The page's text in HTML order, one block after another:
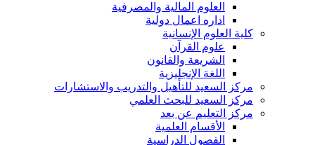
العلوم المالية والمصرفية
اداره اعمال دولية
كلية العلوم الإنسانية
علوم القرآن
الشريعة والقانون
اللغة الإنجليزية
مركز السعيد للتأهيل والتدريب والاستشارات
مركز السعيد للبحث العلمي
مركز التعليم عن بعد
الأقسام العلمية
الفصول الدراسية